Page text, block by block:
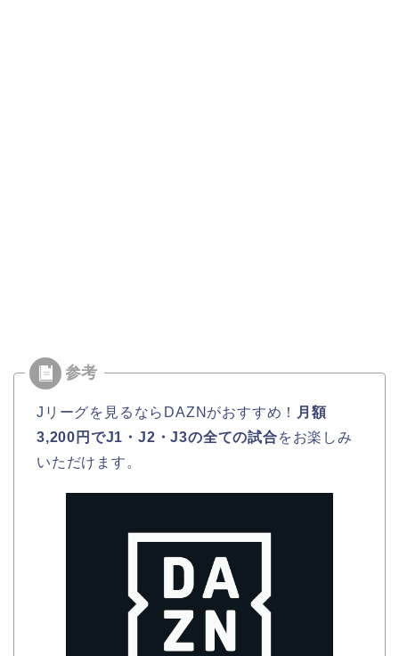
Jリーグを見るならDAZNがおすすめ！
月額
3,200円でJ1・J2・J3の全ての試合をお楽しみ
いただけます。